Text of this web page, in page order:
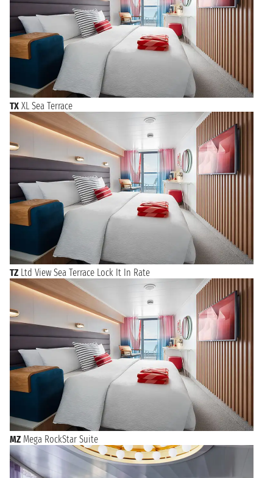
TX XL Sea Terrace
TZ Ltd View Sea Terrace Lock It In Rate
MZ Mega RockStar Suite